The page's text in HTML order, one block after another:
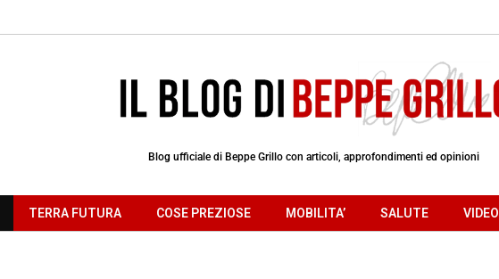
Blog ufficiale di Beppe Grillo con articoli, approfondimenti ed opinioni
TERRA FUTURA COSE PREZIOSE MOBILITA’ SALUTE VIDEO